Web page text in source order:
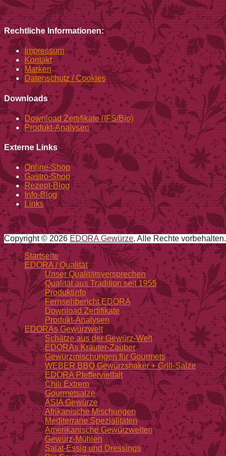
Rechtliche Informationen:
Impressum
Kontakt
Marken
Datenschutz / Cookies
Downloads
Download Zertifikate (IFS/Bio)
Produkt-Analysen
Externe Links
Online-Shop
Gastro-Shop
Rezept-Blog
Info-Blog
Links
Copyright © 2026 EDORA Gewürze. Alle Rechte vorbehalten.
Nach
oben Startseite
EDORA / Qualität
Unser Qualitätsversprechen
Qualität aus Tradition seit 1955
Produktinfo
Fernsehbericht EDORA
Download Zertifikate
Produkt-Analysen
EDORAs Gewürzwelt
Schätze aus der Gewürz-Welt
EDORAs Kräuter-Zauber
Gewürzmischungen für Gourmets
WEBER BBQ Gewürzshaker + Grill-Salze
EDORA Pfeffervielfalt
Chili Extrem
Gourmetsalze
ASIA Gewürze
Afrikanische Mischungen
Mediterrane Spezialitäten
Amerikanische Gewürzwelten
Gewürz-Mühlen
Salat-Essig und Dressings